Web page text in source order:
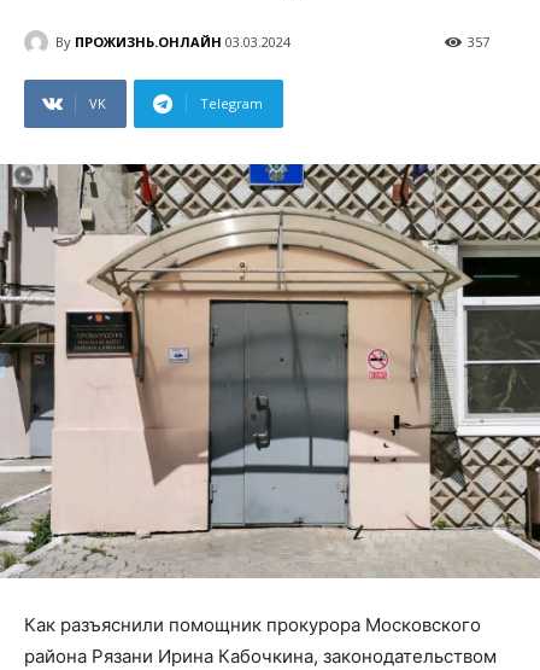
By ПРОЖИЗНЬ.ОНЛАЙН 03.03.2024 357
VK Telegram
Как разъяснили помощник прокурора Московского
района Рязани Ирина Кабочкина, законодательством